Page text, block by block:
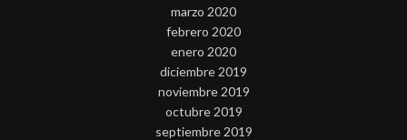
marzo 2020
febrero 2020
enero 2020
diciembre 2019
noviembre 2019
octubre 2019
septiembre 2019